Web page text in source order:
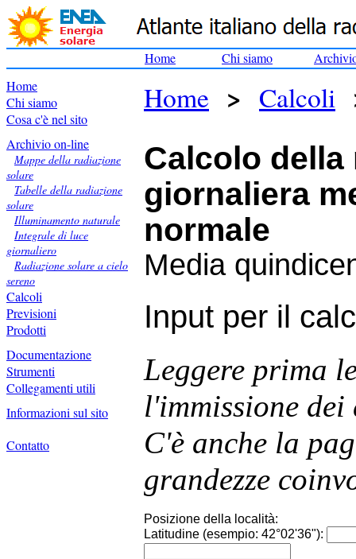
Home Chi siamo
Home
Chi siamo
Cosa c'è nel sito
Archivio on-line
Mappe della radiazione
solare
Tabelle della radiazione
solare
Illuminamento naturale
Integrale di luce
giornaliero
Radiazione solare a cielo
sereno
Calcoli
Previsioni
Prodotti
Documentazione
Strumenti
Collegamenti utili
Informazioni sul sito
Contatto
Home > Calcoli
Calcolo della
giornaliera
normale
Media
Input per il
Leggere prima
l'immissione dei
C'è anche la
grandezze
Posizione della località:
Latitudine (esempio: 42°02'36"):